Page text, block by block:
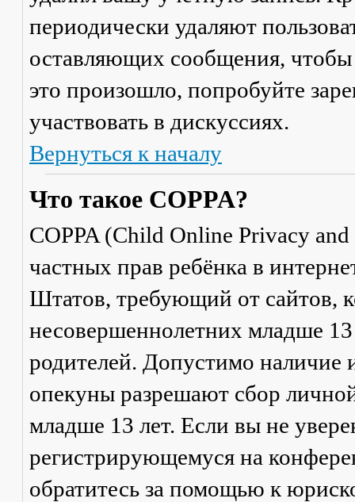
периодически удаляют
оставляющих сообщения,
это произошло, попробуйте
участвовать в дискуссиях.
Вернуться к началу
Что такое COPPA?
COPPA (Child Online Privacy
частных прав ребёнка в
Штатов, требующий от сайтов,
несовершеннолетних младше 13
родителей. Допустимо наличие
опекуны разрешают сбор
младше 13 лет. Если вы не
регистрирующемуся на
обратитесь за помощью к